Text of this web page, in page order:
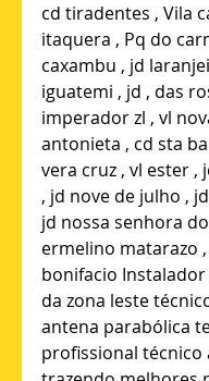
cd tiradentes , Vila
itaquera , Pq do
caxambu , jd
iguatemi , jd , das
imperador zl , vl
antonieta , cd sta
vera cruz , vl ester ,
, jd nove de julho ,
jd nossa senhora
ermelino matarazo
bonifacio
da zona leste
antena parabólica
profissional técnico